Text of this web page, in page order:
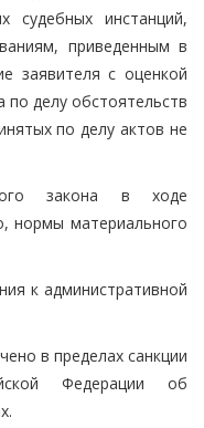
судебных инстанций,
приведенным в
заявителя с оценкой
по делу обстоятельств
по делу актов не
закона в ходе
нормы материального
к административной
в пределах санкции
Федерации об